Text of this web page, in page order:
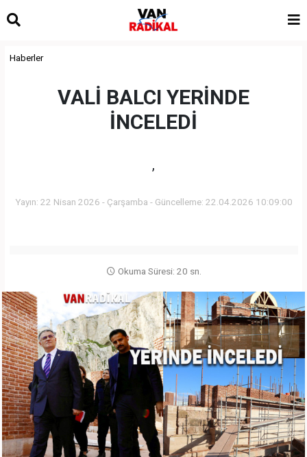
Haberler
VALİ BALCI YERİNDE
İNCELEDİ
,
Yayın: 22 Nisan 2026 - Çarşamba - Güncelleme: 22.04.2026 10:09:00
Okuma Süresi: 20 sn.